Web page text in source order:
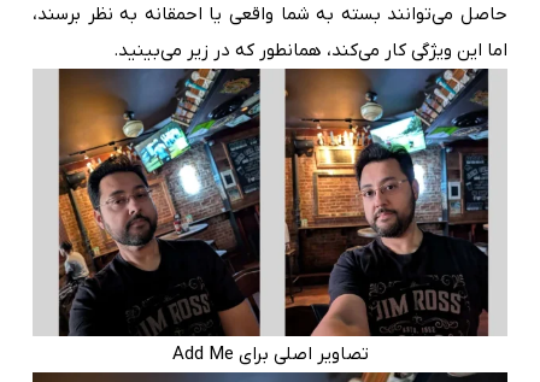
حاصل می‌توانند بسته به شما واقعی یا احمقانه به نظر برسند،
اما این ویژگی کار می‌کند، همانطور که در زیر می‌بینید.
تصاویر اصلی برای Add Me